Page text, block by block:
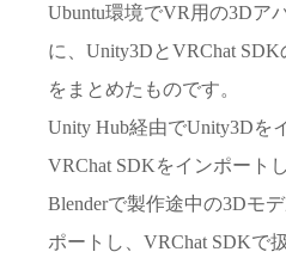
Ubuntu環境でVR用の3Dア
に、Unity3DとVRChat
をまとめたものです。
Unity Hub経由でUnity3Dを
VRChat SDKをインポート
Blenderで製作途中の3Dモ
ポートし、VRChat SDKで